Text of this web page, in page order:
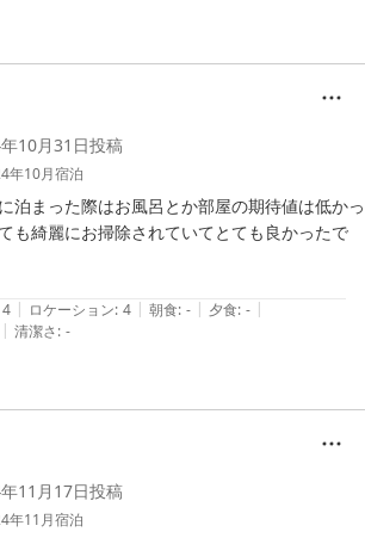
10月31日投稿
年10月宿泊
泊まった際はお風呂とか部屋の期待値は低かっ
も綺麗にお掃除されていてとても良かったで
シャワーカーテンにカビがなかったのは初めて
4 | ロケーション: 4 | 朝食: - | 夕食: - |
| 清潔さ: -
11月17日投稿
年11月宿泊